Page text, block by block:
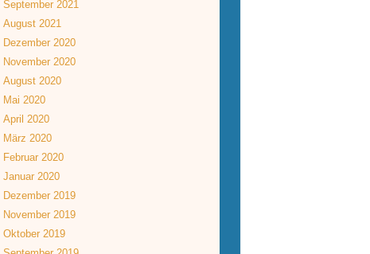
September 2021
August 2021
Dezember 2020
November 2020
August 2020
Mai 2020
April 2020
März 2020
Februar 2020
Januar 2020
Dezember 2019
November 2019
Oktober 2019